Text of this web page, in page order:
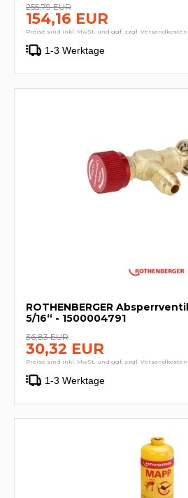
255,79 EUR
154,16 EUR
Preise sind inkl. MwSt. und ggf. zzgl. Versandkosten
1-3 Werktage
ROTHENBERGER
5/16“ - 1500004791
36,83 EUR
30,32 EUR
Preise sind inkl. MwSt. und ggf. zzgl. Versandkosten
1-3 Werktage